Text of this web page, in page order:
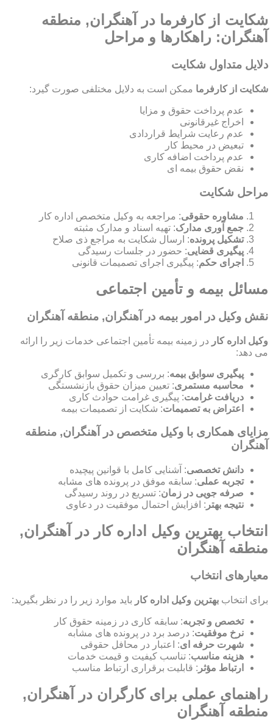
شکایت از کارفرما در آهنگران, منطقه
آهنگران: راهکارها و مراحل
دلایل متداول شکایت
شکایت از کارفرما ممکن است به دلایل مختلفی صورت گیرد:
عدم پرداخت حقوق و مزایا
اخراج غیرقانونی
عدم رعایت شرایط قراردادی
تبعیض در محیط کار
عدم پرداخت اضافه کاری
نقض حقوق بیمه ای
مراحل شکایت
مشاوره حقوقی: مراجعه به وکیل متخصص اداره کار
جمع آوری مدارک: تهیه اسناد و مدارک مثبته
تشکیل پرونده: ارسال شکایت به مراجع ذی صلاح
پیگیری قضایی: حضور در جلسات رسیدگی
اجرای حکم: پیگیری اجرای تصمیمات قانونی
مسائل بیمه و تأمین اجتماعی
نقش وکیل در امور بیمه در آهنگران, منطقه آهنگران
وکیل اداره کار در زمینه بیمه تأمین اجتماعی خدمات زیر را ارائه
می دهد:
پیگیری سوابق بیمه: بررسی و تکمیل سوابق کارگری
محاسبه مستمری: تعیین میزان حقوق بازنشستگی
دریافت غرامت: پیگیری غرامت حوادث کاری
اعتراض به تصمیمات: شکایت از تصمیمات بیمه
مزایای همکاری با وکیل متخصص در آهنگران, منطقه
آهنگران
دانش تخصصی: آشنایی کامل با قوانین پیچیده
تجربه عملی: سابقه موفق در پرونده های مشابه
صرفه جویی در زمان: تسریع در روند رسیدگی
نتیجه بهتر : افزایش احتمال موفقیت در دعاوی
انتخاب بهترین وکیل اداره کار در آهنگران,
منطقه آهنگران
معیارهای انتخاب
برای انتخاب بهترین وکیل اداره کار باید موارد زیر را در نظر بگیرید:
تخصص و تجربه: سابقه کاری در زمینه حقوق کار
نرخ موفقیت: درصد برد در پرونده های مشابه
شهرت حرفه ای: اعتبار در محافل حقوقی
هزینه مناسب: تناسب کیفیت و قیمت خدمات
ارتباط مؤثر : قابلیت برقراری ارتباط مناسب
راهنمای عملی برای کارگران در آهنگران,
منطقه آهنگران